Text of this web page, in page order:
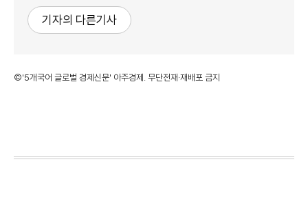
기자의 다른기사
©'5개국어 글로벌 경제신문' 아주경제. 무단전재·재배포 금지